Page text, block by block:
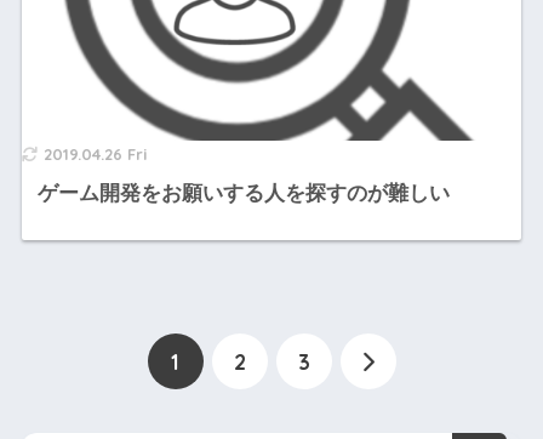
2019.04.26 Fri
ゲーム開発をお願いする人を探すのが難しい
1 2 3